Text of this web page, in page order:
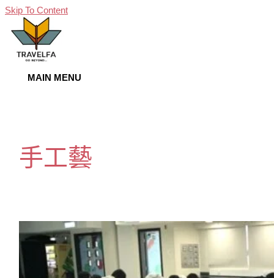
Skip To Content
MAIN MENU
手工藝